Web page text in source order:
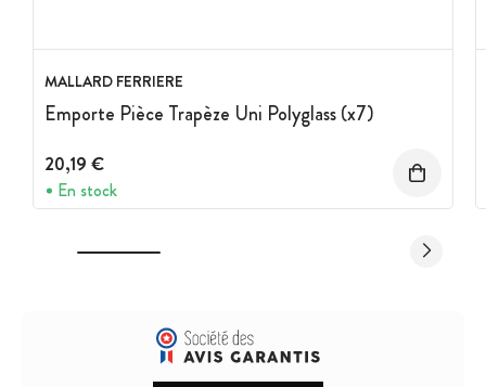
MALLARD FERRIERE
Emporte Pièce Trapèze Uni Polyglass (x7)
20,19 €
En stock